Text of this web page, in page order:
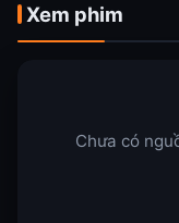
Xem phim
Chưa có